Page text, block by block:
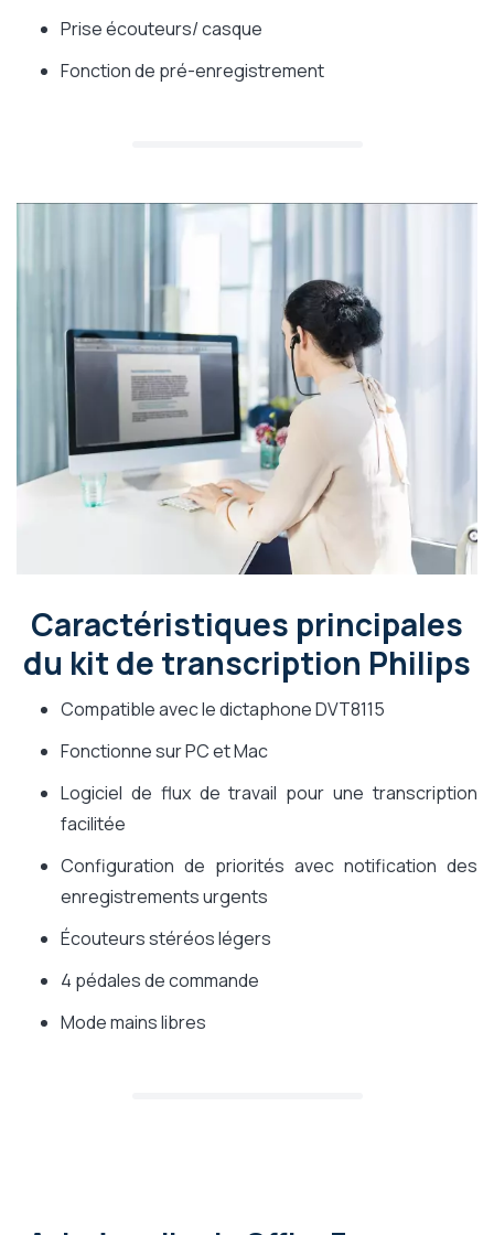
Prise écouteurs/ casque
Fonction de pré-enregistrement
Caractéristiques principales
du kit de transcription Philips
Compatible avec le dictaphone DVT8115
Fonctionne sur PC et Mac
Logiciel de flux de travail pour une transcription
facilitée
Configuration de priorités avec notification des
enregistrements urgents
Écouteurs stéréos légers
4 pédales de commande
Mode mains libres